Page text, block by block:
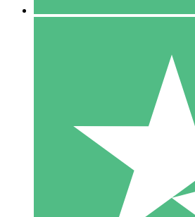
10 Nedladdningar
20 00